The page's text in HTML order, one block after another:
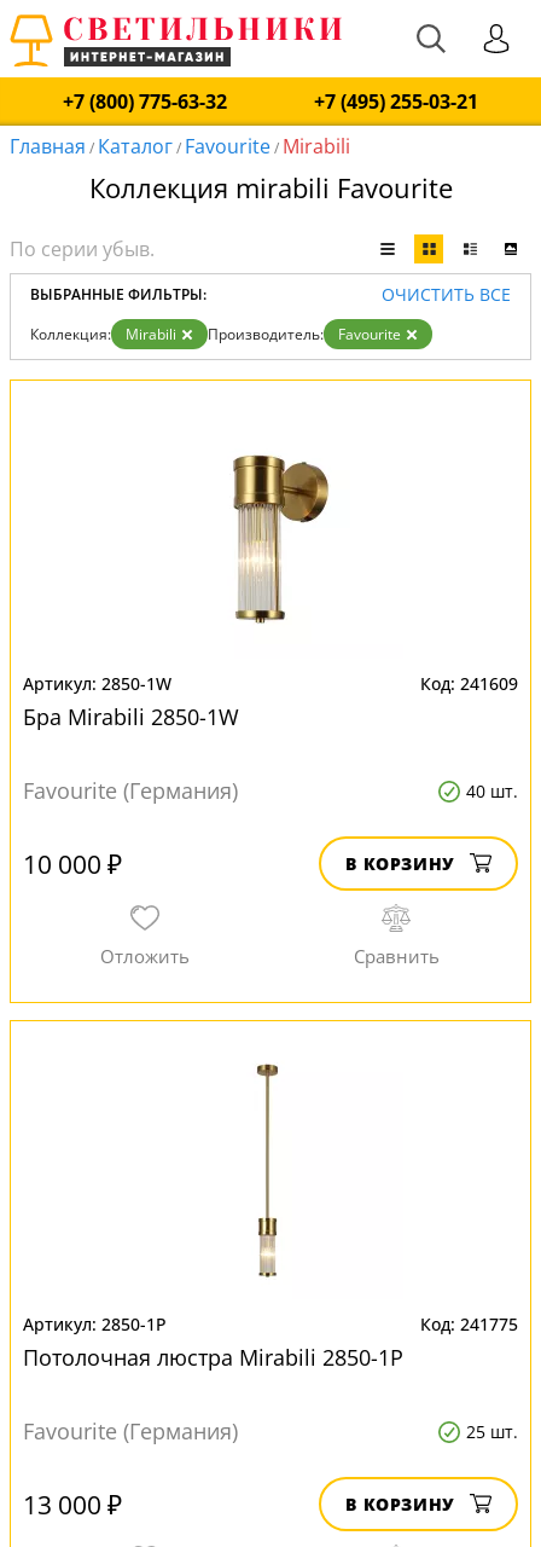
+7 (800) 775-63-32
+7 (495) 255-03-21
Главная / Каталог/ Favourite/ Mirabili
Коллекция mirabili Favourite
ВЫБРАННЫЕ ФИЛЬТРЫ: ОЧИСТИТЬ ВСЕ
Коллекция: Mirabili Производитель: Favourite
2850-1W 241609
Бра Mirabili 2850-1W
Favourite (Германия) 40 шт.
10 000 ₽ В КОРЗИНУ
2850-1P 241775
Потолочная люстра Mirabili 2850-1P
Favourite (Германия) 25 шт.
13 000 ₽ В КОРЗИНУ